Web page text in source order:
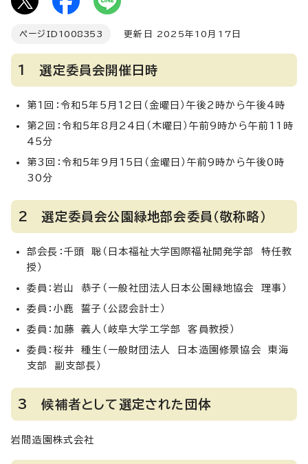
ページID 1008353 更新日 2025年10月17日
1 選定委員会開催日時
第1回：令和5年5月12日（金曜日）午後2時から午後4時
第2回：令和5年8月24日（木曜日）午前9時から午前11時
45分
第3回：令和5年9月15日（金曜日）午前9時から午後0時
30分
2 選定委員会公園緑地部会委員（敬称略）
部会長：千頭 聡（日本福祉大学国際福祉開発学部 特任教
授）
委員：岩山 恭子（一般社団法人日本公園緑地協会 理事）
委員：小鹿 誓子（公認会計士）
委員：加藤 義人（岐阜大学工学部 客員教授）
委員：桜井 種生（一般財団法人 日本造園修景協会 東海
支部 副支部長）
3 候補者として選定された団体
岩間造園株式会社